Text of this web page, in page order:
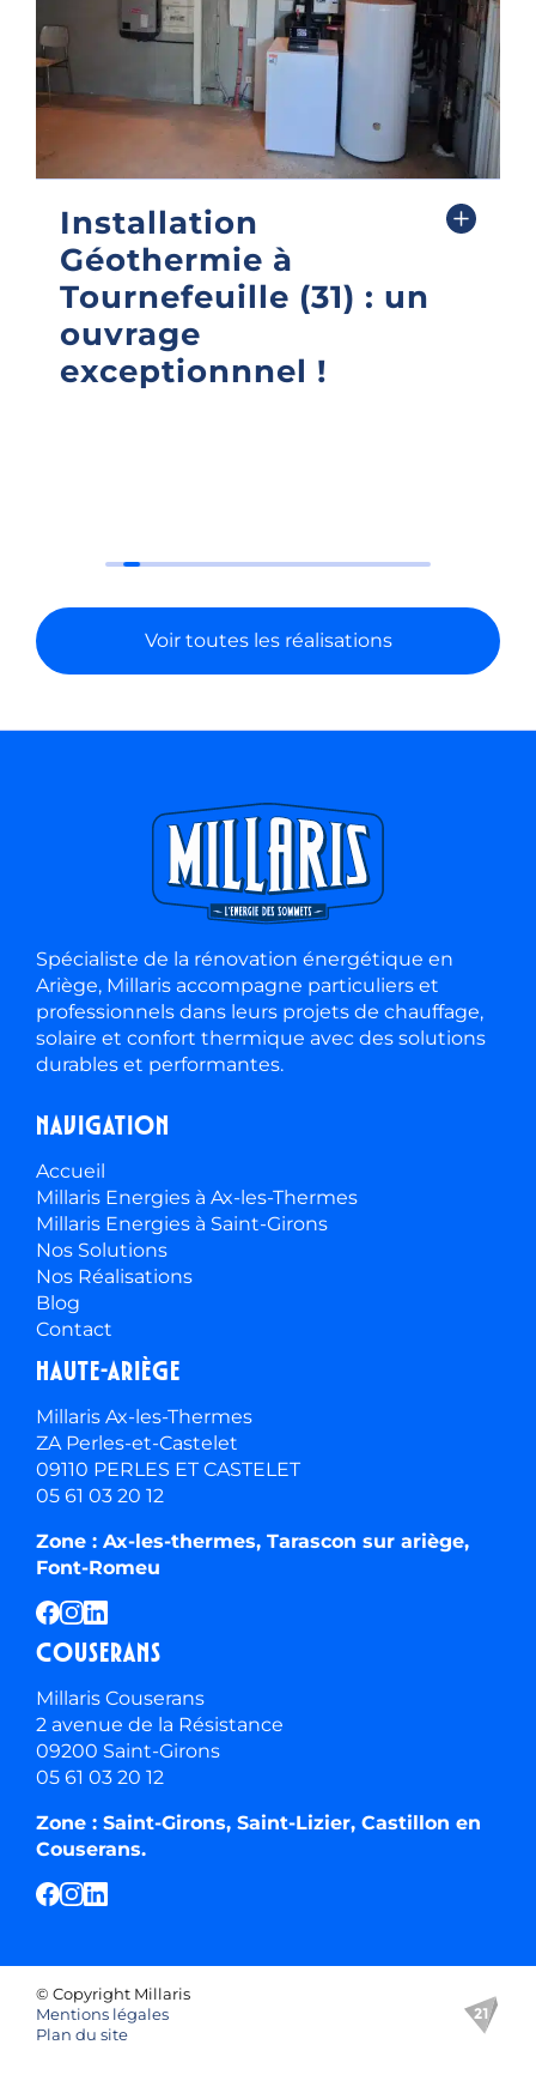
Installation
Géothermie à
Tournefeuille (31) : un
ouvrage
exceptionnnel !
Voir toutes les réalisations
Spécialiste de la rénovation énergétique en
Ariège, Millaris accompagne particuliers et
professionnels dans leurs projets de chauffage,
solaire et confort thermique avec des solutions
durables et performantes.
Navigation
Accueil
Millaris Energies à Ax-les-Thermes
Millaris Energies à Saint-Girons
Nos Solutions
Nos Réalisations
Blog
Contact
Haute-ariège
Millaris Ax-les-Thermes
ZA Perles-et-Castelet
09110 PERLES ET CASTELET
05 61 03 20 12
Zone : Ax-les-thermes, Tarascon sur ariège,
Font-Romeu
Couserans
Millaris Couserans
2 avenue de la Résistance
09200 Saint-Girons
05 61 03 20 12
Zone : Saint-Girons, Saint-Lizier, Castillon en
Couserans.
© Copyright Millaris
Mentions légales
Plan du site